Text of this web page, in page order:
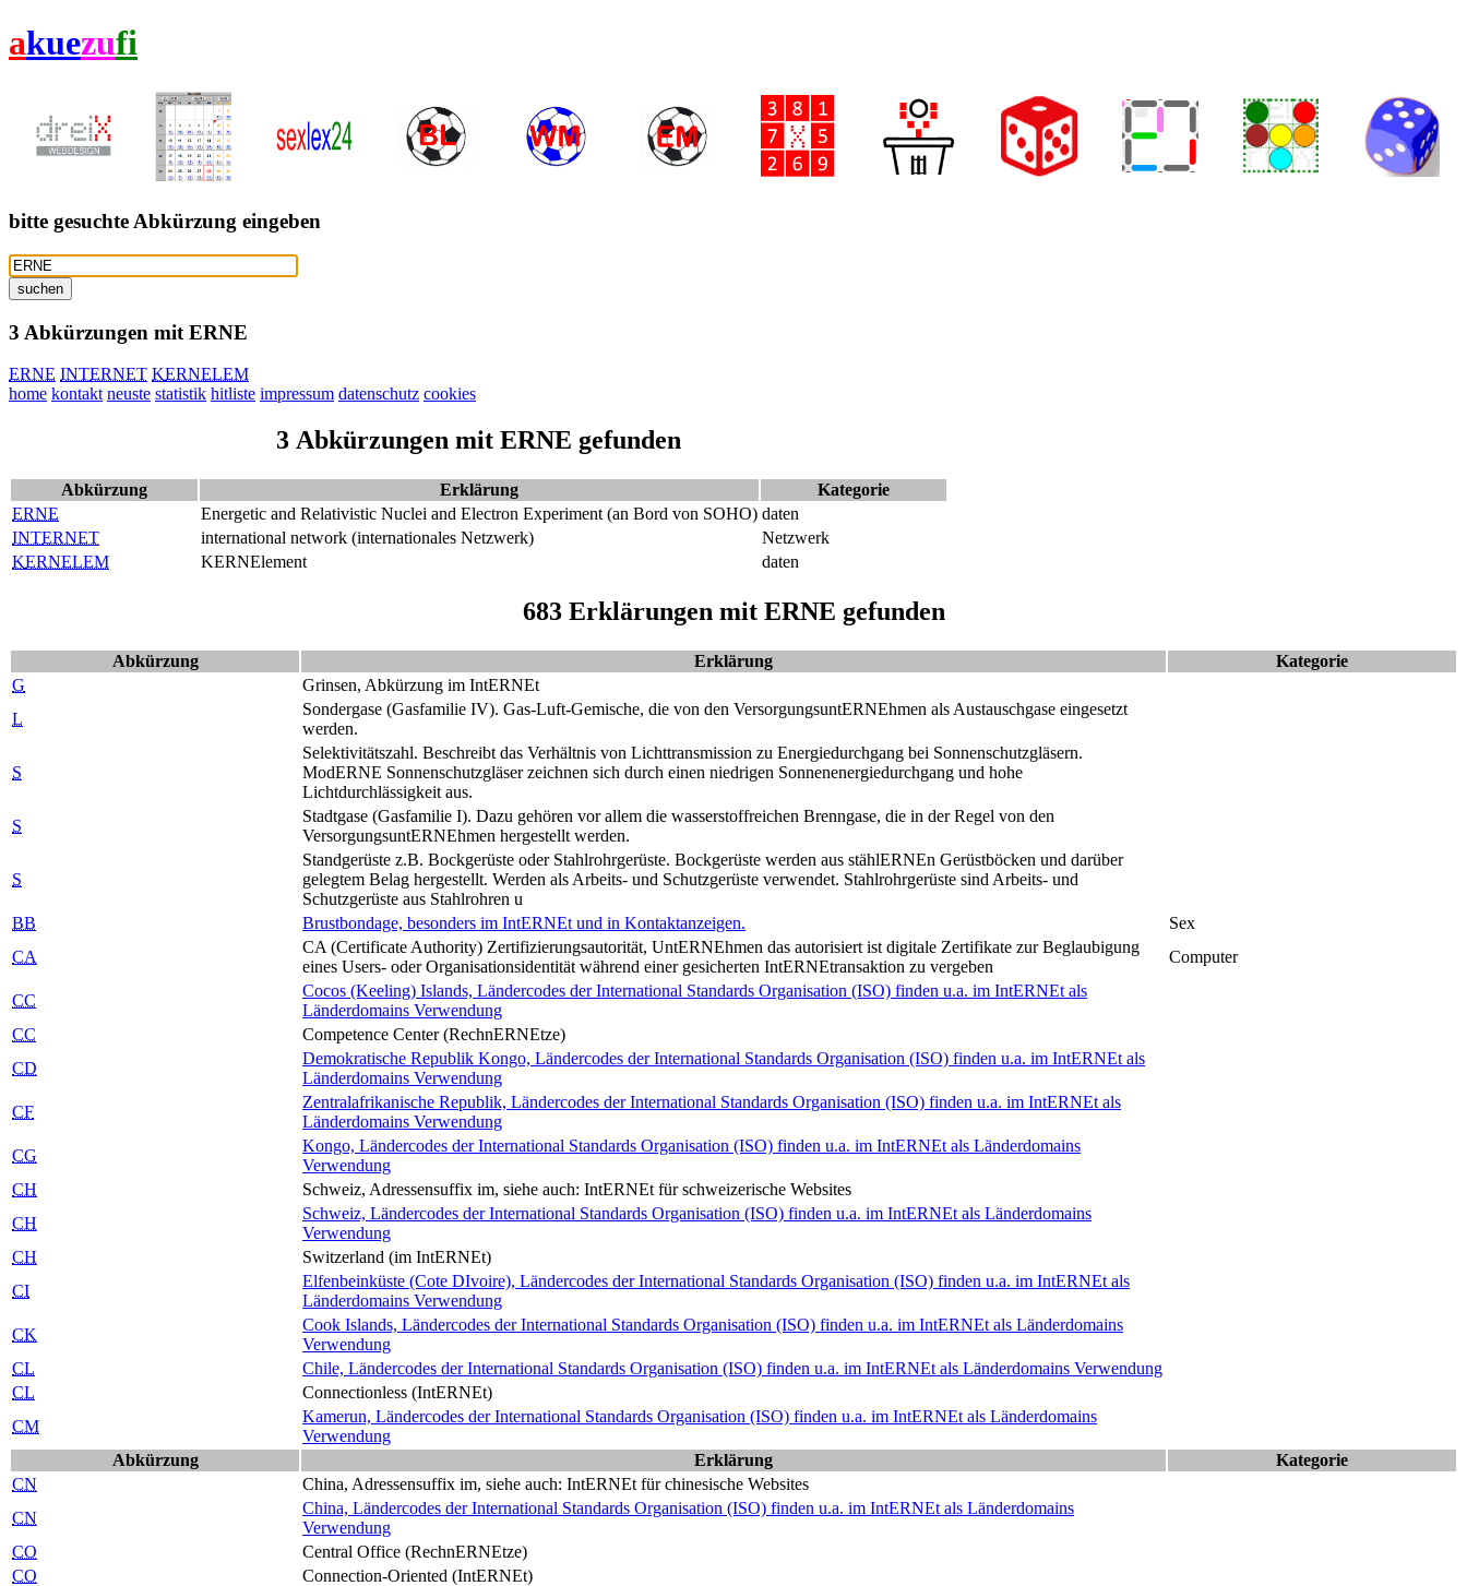
akuezufi
bitte gesuchte Abkürzung eingeben
3 Abkürzungen mit ERNE
ERNE INTERNET KERNELEM
home kontakt neuste statistik hitliste impressum datenschutz cookies
3 Abkürzungen mit ERNE gefunden
Abkürzung Erklärung
Kategorie
ERNE
Energetic and Relativistic Nuclei and Electron Experiment (an Bord von SOHO) daten
INTERNET international network (internationales Netzwerk)
Netzwerk
KERNELEM KERNElement daten
683 Erklärungen mit ERNE gefunden
Abkürzung Erklärung
Kategorie
G
Grinsen, Abkürzung im IntERNEt
L
Sondergase (Gasfamilie IV). Gas-Luft-Gemische, die von den VersorgungsuntERNEhmen als Austauschgase eingesetzt
werden.
S
Selektivitätszahl. Beschreibt das Verhältnis von Lichttransmission zu Energiedurchgang bei Sonnenschutzgläsern.
ModERNE Sonnenschutzgläser zeichnen sich durch einen niedrigen Sonnenenergiedurchgang und hohe
Lichtdurchlässigkeit aus.
S
Stadtgase (Gasfamilie I). Dazu gehören vor allem die wasserstoffreichen Brenngase, die in der Regel von den
VersorgungsuntERNEhmen hergestellt werden.
S
Standgerüste z.B. Bockgerüste oder Stahlrohrgerüste. Bockgerüste werden aus stählERNEn Gerüstböcken und darüber
gelegtem Belag hergestellt. Werden als Arbeits- und Schutzgerüste verwendet. Stahlrohrgerüste sind Arbeits- und
Schutzgerüste aus Stahlrohren u
BB
Brustbondage, besonders im IntERNEt und in Kontaktanzeigen.
Sex
CA
CA (Certificate Authority) Zertifizierungsautorität, UntERNEhmen das autorisiert ist digitale Zertifikate zur Beglaubigung
eines Users- oder Organisationsidentität während einer gesicherten IntERNEtransaktion zu vergeben
Computer
CC
Cocos (Keeling) Islands, Ländercodes der International Standards Organisation (ISO) finden u.a. im IntERNEt als
Länderdomains Verwendung
CC
Competence Center (RechnERNEtze)
CD
Demokratische Republik Kongo, Ländercodes der International Standards Organisation (ISO) finden u.a. im IntERNEt als
Länderdomains Verwendung
CF
Zentralafrikanische Republik, Ländercodes der International Standards Organisation (ISO) finden u.a. im IntERNEt als
Länderdomains Verwendung
CG
Kongo, Ländercodes der International Standards Organisation (ISO) finden u.a. im IntERNEt als Länderdomains
Verwendung
CH
Schweiz, Adressensuffix im, siehe auch: IntERNEt für schweizerische Websites
CH
Schweiz, Ländercodes der International Standards Organisation (ISO) finden u.a. im IntERNEt als Länderdomains
Verwendung
CH
Switzerland (im IntERNEt)
CI
Elfenbeinküste (Cote DIvoire), Ländercodes der International Standards Organisation (ISO) finden u.a. im IntERNEt als
Länderdomains Verwendung
CK
Cook Islands, Ländercodes der International Standards Organisation (ISO) finden u.a. im IntERNEt als Länderdomains
Verwendung
CL
Chile, Ländercodes der International Standards Organisation (ISO) finden u.a. im IntERNEt als Länderdomains Verwendung
CL
Connectionless (IntERNEt)
CM
Kamerun, Ländercodes der International Standards Organisation (ISO) finden u.a. im IntERNEt als Länderdomains
Verwendung
Abkürzung
Erklärung
Kategorie
CN
China, Adressensuffix im, siehe auch: IntERNEt für chinesische Websites
CN
China, Ländercodes der International Standards Organisation (ISO) finden u.a. im IntERNEt als Länderdomains
Verwendung
CO
Central Office (RechnERNEtze)
CO
Connection-Oriented (IntERNEt)